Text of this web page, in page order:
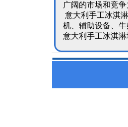
广阔的市场和竞争
意大利手工冰淇
机、辅助设备、
意大利手工冰淇